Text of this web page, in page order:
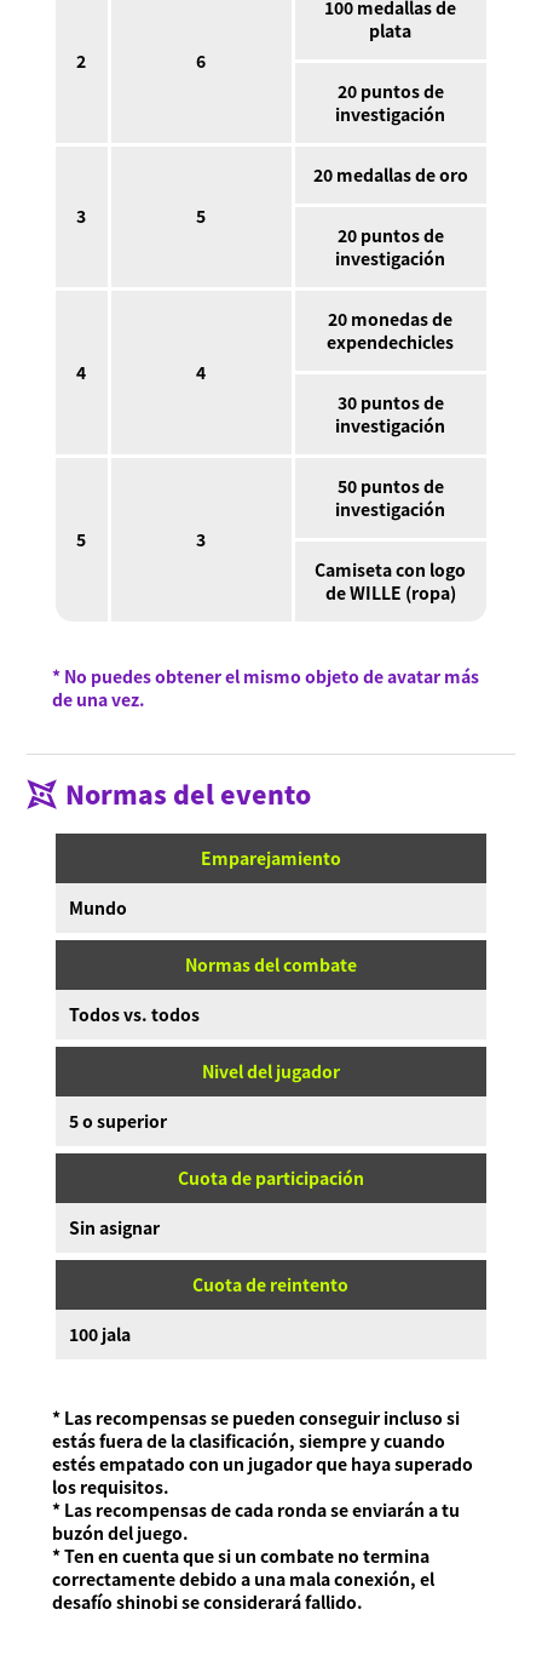
2 6
100 medallas de
plata
20 puntos de
investigación
3 5
20 medallas de oro
20 puntos de
investigación
4 4
20 monedas de
expendechicles
30 puntos de
investigación
5 3
50 puntos de
investigación
Camiseta con logo
de WILLE (ropa)
* No puedes obtener el mismo objeto de avatar más
de una vez.
Normas del evento
Emparejamiento
Mundo
Normas del combate
Todos vs. todos
Nivel del jugador
5 o superior
Cuota de participación
Sin asignar
Cuota de reintento
100 jala
* Las recompensas se pueden conseguir incluso si
estás fuera de la clasificación, siempre y cuando
estés empatado con un jugador que haya superado
los requisitos.
* Las recompensas de cada ronda se enviarán a tu
buzón del juego.
* Ten en cuenta que si un combate no termina
correctamente debido a una mala conexión, el
desafío shinobi se considerará fallido.